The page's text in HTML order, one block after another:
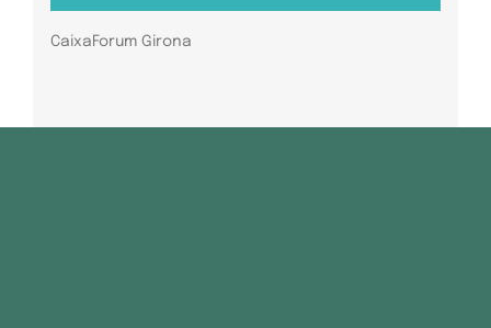
CaixaForum Girona